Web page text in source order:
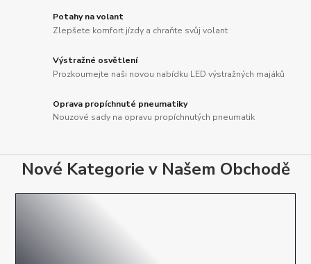
Potahy na volant
Zlepšete komfort jízdy a chraňte svůj volant
Výstražné osvětlení
Prozkoumejte naši novou nabídku LED výstražných majáků
Oprava propíchnuté pneumatiky
Nouzové sady na opravu propíchnutých pneumatik
Nové Kategorie v Našem Obchodě